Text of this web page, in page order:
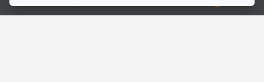
Ⓒ 2020 องค์การกระจายเสียงและแพร่ภาพสาธารณะแห่งประเทศไทย